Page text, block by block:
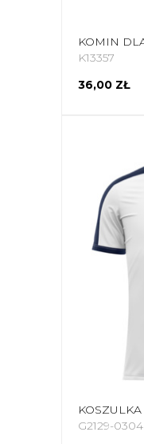
K13357
36,00 ZŁ
G2129-0304